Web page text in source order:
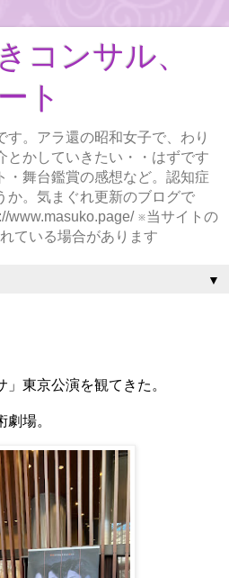
コンサル、
ト
す。アラ還の昭和女子で、わり
とかしていきたい・・はずです
・舞台鑑賞の感想など。認知症
か。気まぐれ更新のブログで
www.masuko.page/ ※当サイトの
ている場合があります
▼
東京公演を観てきた。
場。